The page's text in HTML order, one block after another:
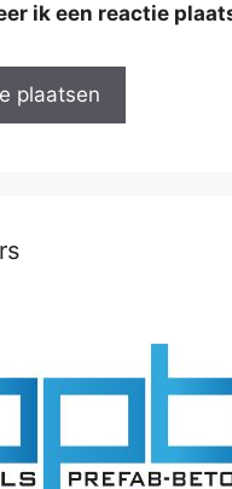
ik een reactie